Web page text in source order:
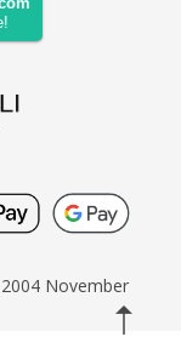
November